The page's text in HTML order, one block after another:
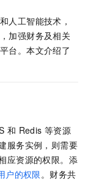
人工智能技术，
加强财务及相关
台。本文介绍了
和 Redis 等资源
服务实例，则需要
应资源的权限。添
户的权限。财务共